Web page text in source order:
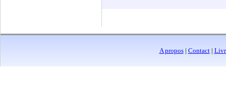
A propos| Contact|